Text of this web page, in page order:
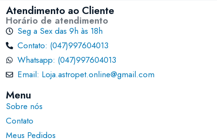
Atendimento ao Cliente
Horário de atendimento
Seg a Sex das 9h às 18h
Contato: (047)997604013
Whatsapp: (047)997604013
Email: Loja.astropet.online@gmail.com
Menu
Sobre nós
Contato
Meus Pedidos